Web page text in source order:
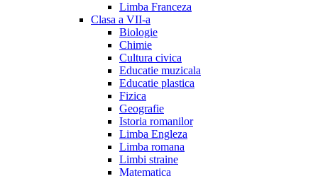
Limba Franceza
Clasa a VII-a
Biologie
Chimie
Cultura civica
Educatie muzicala
Educatie plastica
Fizica
Geografie
Istoria romanilor
Limba Engleza
Limba romana
Limbi straine
Matematica